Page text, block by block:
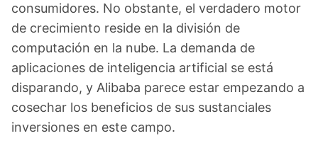
consumidores. No obstante, el verdadero motor
de crecimiento reside en la división de
computación en la nube. La demanda de
aplicaciones de inteligencia artificial se está
disparando, y Alibaba parece estar empezando a
cosechar los beneficios de sus sustanciales
inversiones en este campo.